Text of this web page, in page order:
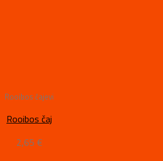
Rooibos čajevi
Rooibos čaj
2,65 €